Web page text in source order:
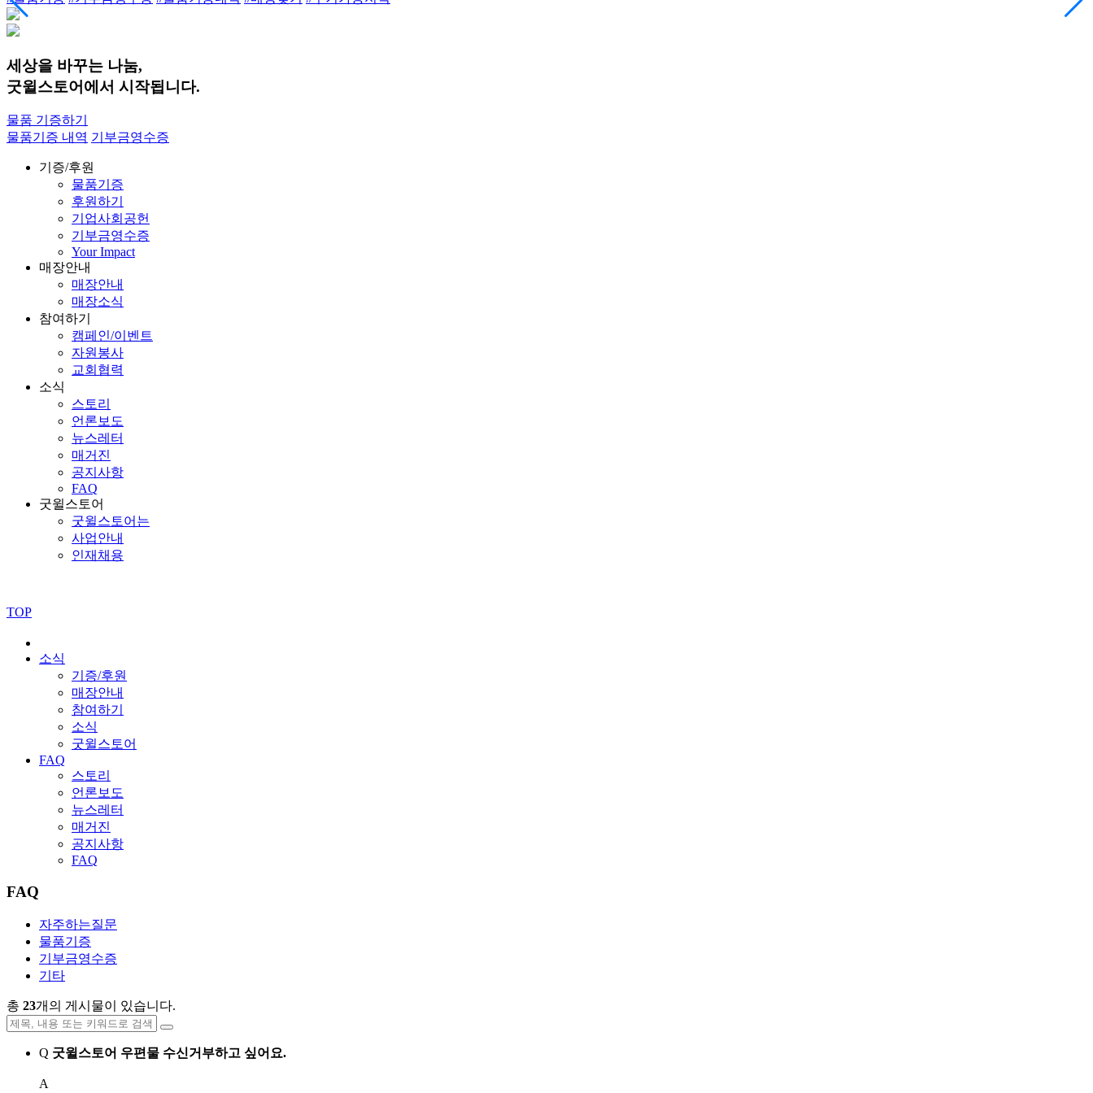
세상을 바꾸는 나눔,
굿윌스토어에서 시작됩니다.
물품 기증하기
물품기증 내역 기부금영수증
기증/후원
물품기증
후원하기
기업사회공헌
기부금영수증
Your Impact
매장안내
매장안내
매장소식
참여하기
캠페인/이벤트
자원봉사
교회협력
소식
스토리
언론보도
뉴스레터
매거진
공지사항
FAQ
굿윌스토어
굿윌스토어는
사업안내
인재채용
TOP
소식
기증/후원
매장안내
참여하기
소식
굿윌스토어
FAQ
스토리
언론보도
뉴스레터
매거진
공지사항
FAQ
FAQ
자주하는질문
물품기증
기부금영수증
기타
총 23개의 게시물이 있습니다.
Q 굿윌스토어 우편물 수신거부하고 싶어요.
A